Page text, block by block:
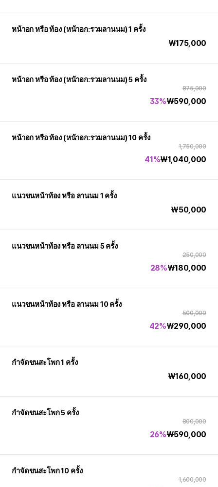
หน้าอก หรือ ท้อง (หน้าอก:รวมลานนม) 1 ครั้ง
₩175,000
หน้าอก หรือ ท้อง (หน้าอก:รวมลานนม) 5 ครั้ง
875,000
₩590,000
33%
หน้าอก หรือ ท้อง (หน้าอก:รวมลานนม) 10 ครั้ง
1,750,000
₩1,040,000
41%
แนวขนหน้าท้อง หรือ ลานนม 1 ครั้ง
₩50,000
แนวขนหน้าท้อง หรือ ลานนม 5 ครั้ง
250,000
₩180,000
28%
แนวขนหน้าท้อง หรือ ลานนม 10 ครั้ง
500,000
₩290,000
42%
กำจัดขนสะโพก 1 ครั้ง
₩160,000
กำจัดขนสะโพก 5 ครั้ง
800,000
₩590,000
26%
กำจัดขนสะโพก 10 ครั้ง
1,600,000